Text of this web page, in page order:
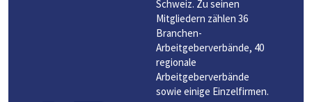
Schweiz. Zu seinen
Mitgliedern zählen 36
Branchen-
Arbeitgeberverbände, 40
regionale
Arbeitgeberverbände
sowie einige Einzelfirmen.